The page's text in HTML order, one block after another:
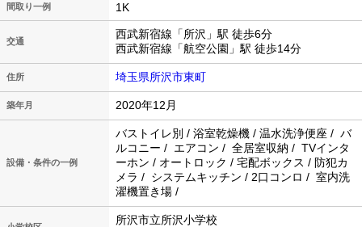
間取り一例 1K
交通
西武新宿線「所沢」駅 徒歩6分
西武新宿線「航空公園」駅 徒歩14分
住所 埼玉県所沢市東町
築年月 2020年12月
設備・条件の一例
バストイレ別 / 浴室乾燥機 / 温水洗浄便座 / バ
ルコニー / エアコン / 全居室収納 / TVインタ
ーホン / オートロック / 宅配ボックス / 防犯カ
メラ / システムキッチン / 2口コンロ / 室内洗
濯機置き場 /
所沢市立所沢小学校